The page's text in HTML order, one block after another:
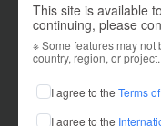
This site is available
continuing, please
※ Some features may
country, region, or project.
I agree to the Terms
I agree to the
これまでに1件のプロ